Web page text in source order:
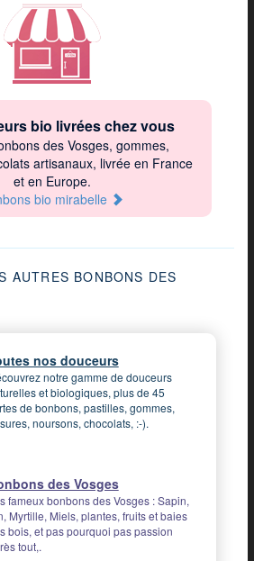
bio livrées chez vous
des Vosges, gommes,
artisanaux, livrée en France
et en Europe.
bio mirabelle
AUTRES BONBONS DES
nos douceurs
notre gamme de douceurs
et biologiques, plus de 45
de bonbons, pastilles, gommes,
noursons, chocolats, :-).
des Vosges
fameux bonbons des Vosges : Sapin,
Myrtille, Miels, plantes, fruits et baies
bois, et pas pourquoi pas passion
tout,.